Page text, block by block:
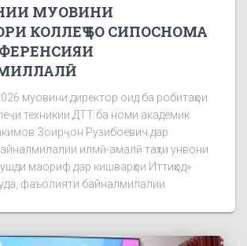
МУОВИНИ
КОЛЛЕҶ БО СИПОСНОМА
муовини директор оид ба робитаҳои
техникии ДТТ ба номи академик
Зоирҷон Рузибоевич дар
илмӣ-амалӣ таҳти унвони
маориф дар кишварҳои Иттиҳод»
фаъолияти байналмилалии